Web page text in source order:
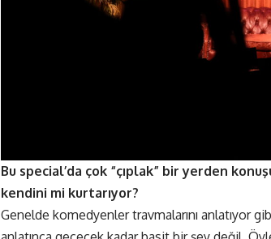
Bu special’da çok “çıplak” bir yerden
kendini mi kurtarıyor?
Genelde komedyenler travmalarını anlatıyor